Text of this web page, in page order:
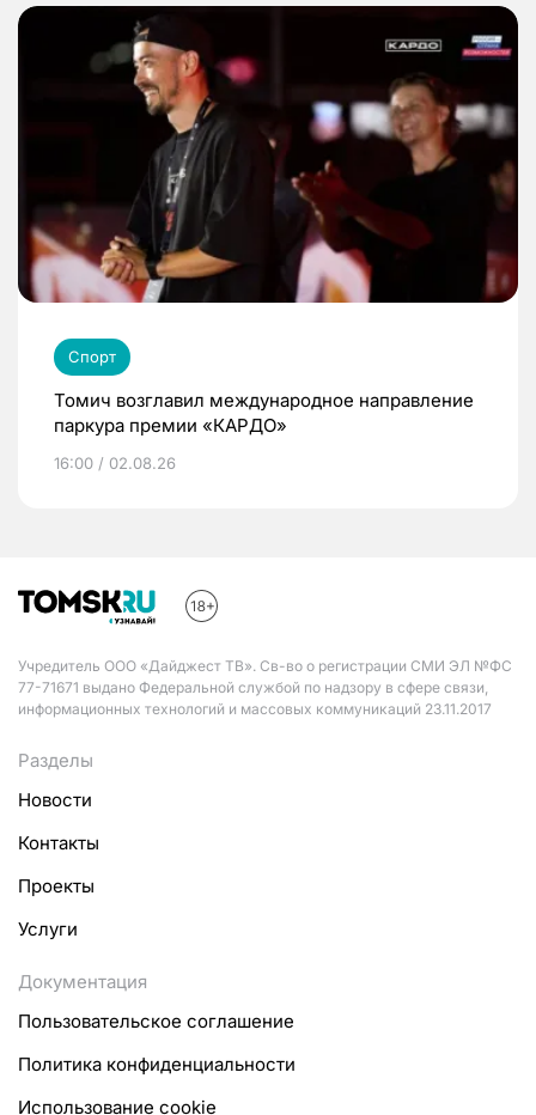
Спорт
Томич возглавил международное направление
паркура премии «КАРДО»
16:00 / 02.08.26
Учредитель ООО «Дайджест ТВ». Св-во о регистрации СМИ ЭЛ №ФС
77-71671 выдано Федеральной службой по надзору в сфере связи,
информационных технологий и массовых коммуникаций 23.11.2017
Разделы
Новости
Контакты
Проекты
Услуги
Документация
Пользовательское соглашение
Политика конфиденциальности
Использование cookie